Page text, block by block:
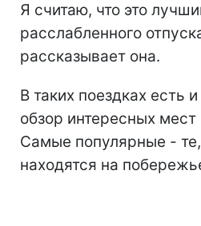
Я считаю, что это
расслабленного
рассказывает она.
В таких поездках есть
обзор интересных
Самые популярные -
находятся на